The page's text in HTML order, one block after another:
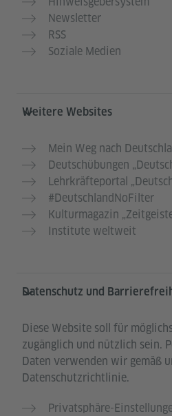
Newsletter
RSS
Soziale Medien
Weitere Websites
Mein Weg nach
Deutschübungen
Lehrkräfteportal
#DeutschlandNoFilter
Kulturmagazin
Institute weltweit
Datenschutz und
Diese Website soll für
zugänglich und nützlich sein.
Daten verwenden wir gemäß
Datenschutzrichtlinie.
Privatsphäre-